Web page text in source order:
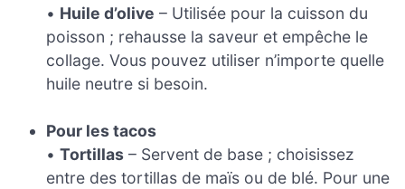
• Huile d’olive – Utilisée pour la cuisson du
poisson ; rehausse la saveur et empêche le
collage. Vous pouvez utiliser n’importe quelle
huile neutre si besoin.
Pour les tacos
•Tortillas – Servent de base ; choisissez
entre des tortillas de maïs ou de blé. Pour une